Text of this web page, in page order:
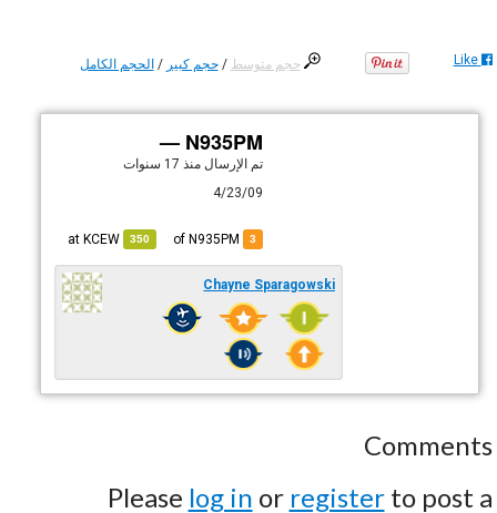
حجم متوسط /حجم كبير /الحجم الكامل Like
N935PM —
تم الإرسال منذ 17 سنوات
4/23/09
3
350
KCEW
Chayne Sparagowski
Comments
Please log in or registerto post a